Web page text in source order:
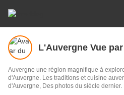
L'Auvergne Vue
Auvergne une région magnifique à
d'Auvergne. Les traditions et cuisine
d'Auvergne, Des photos du siècle